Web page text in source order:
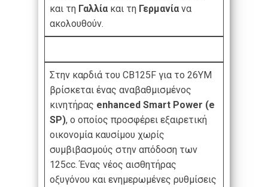
και τη Γαλλία και τη Γερμανία να
ακολουθούν.
Στην καρδιά του CB125F για το 26YM
βρίσκεται ένας αναβαθμισμένος
κινητήρας enhanced Smart Power (e
SP), ο οποίος προσφέρει εξαιρετική
οικονομία καυσίμου χωρίς
συμβιβασμούς στην απόδοση των
125cc. Ένας νέος αισθητήρας
οξυγόνου και ενημερωμένες ρυθμίσεις